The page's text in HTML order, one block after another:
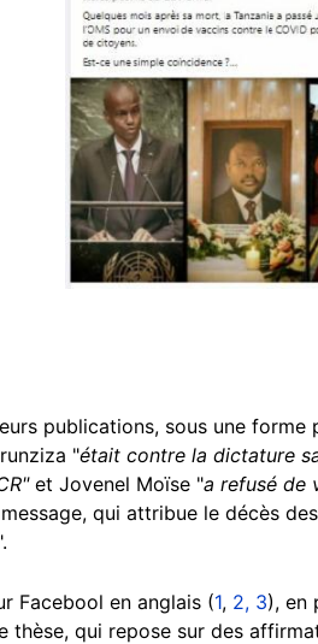
publications, sous une
"était contre la dictature
et Jovenel Moïse "a refusé de
qui attribue le décès
Facebool en anglais (1, 2, 3), en
qui repose sur des